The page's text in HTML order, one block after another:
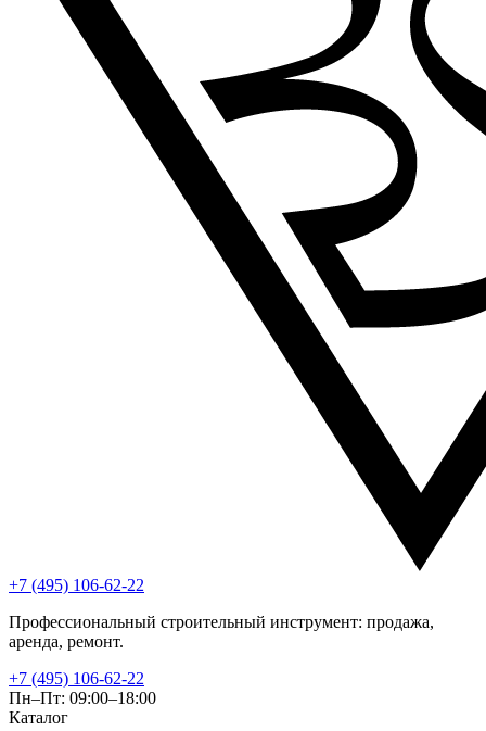
+7 (495) 106-62-22
Профессиональный строительный инструмент: продажа,
аренда, ремонт.
+7 (495) 106-62-22
Пн–Пт: 09:00–18:00
Каталог